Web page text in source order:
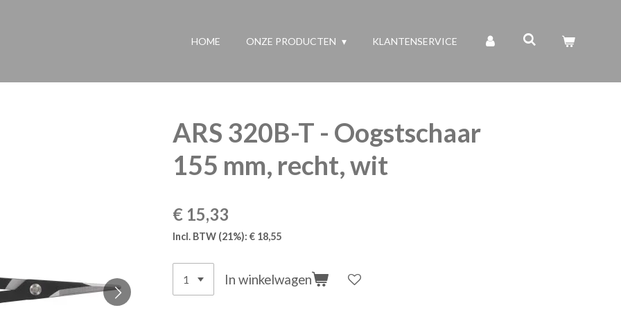
HOME ONZE PRODUCTEN KLANTENSERVICE
ARS 320B-T - Oogstschaar
155 mm, recht, wit
€ 15,33
Incl. BTW (21%): € 18,55
In winkelwagen